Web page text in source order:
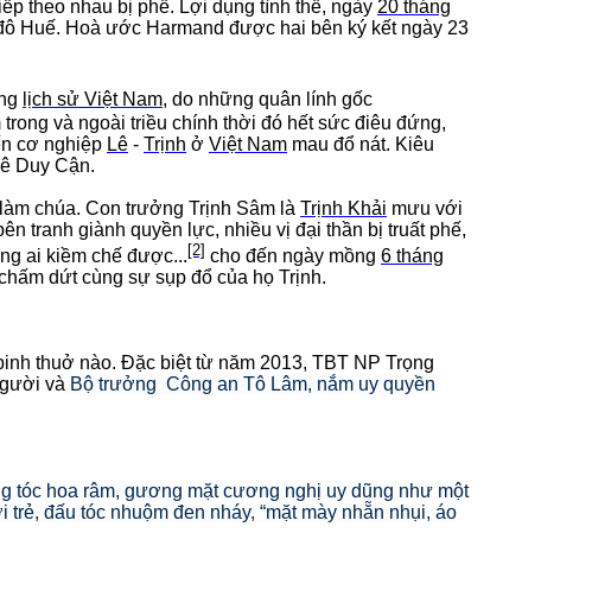
theo nhau bị phế. Lợi dụng tình thế, ngày 20 tháng
Huế. Hoà ước Harmand được hai bên ký kết ngày 23
lịch sử Việt Nam, do những quân lính gốc
và ngoài triều chính thời đó hết sức điêu đứng,
cơ nghiệp Lê - Trịnh ở Việt Nam mau đổ nát. Kiêu
Duy Cận.
chúa. Con trưởng Trịnh Sâm là Trịnh Khải mưu với
tranh giành quyền lực, nhiều vị đại thần bị truất phế,
ai kiềm chế được...[2] cho đến ngày mồng 6 tháng
dứt cùng sự sụp đổ của họ Trịnh.
thuở nào. Đặc biệt từ năm 2013, TBT NP Trọng
và Bộ trưởng Công an Tô Lâm, nắm uy quyền
tóc hoa râm, gương mặt cương nghị uy dũng như một
đấu tóc nhuộm đen nháy, “mặt mày nhẵn nhụi, áo